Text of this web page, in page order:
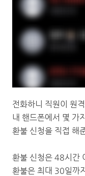
전화하니 직원이 원
내 핸드폰에서 몇 가
환불 신청을 직접 해
환불 신청은 48시간
환불은 최대 30일까